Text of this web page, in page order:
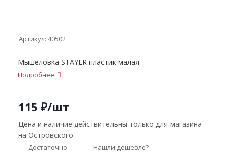
Артикул: 40502
Мышеловка STAYER пластик малая
Подробнее
115 ₽/шт
Цена и наличие действительны только для магазина
на Островского
Достаточно Нашли дешевле?